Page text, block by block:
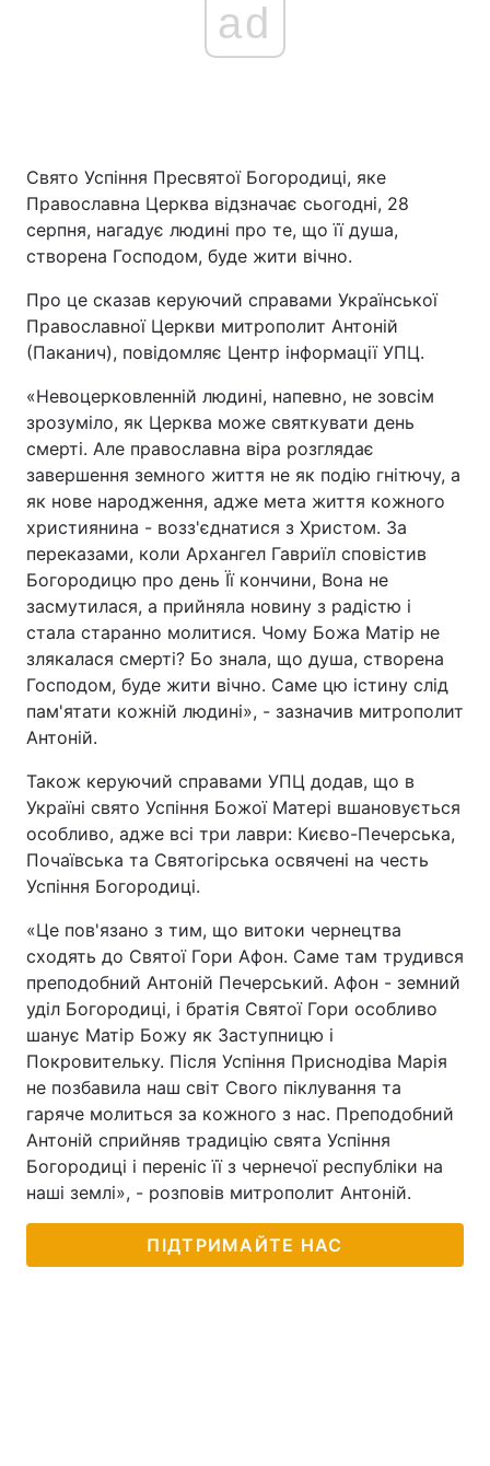
ad
Свято Успіння Пресвятої Богородиці, яке
Православна Церква відзначає сьогодні, 28
серпня, нагадує людині про те, що її душа,
створена Господом, буде жити вічно.
Про це сказав керуючий справами Української
Православної Церкви митрополит Антоній
(Паканич), повідомляє Центр інформації УПЦ.
«Невоцерковленній людині, напевно, не зовсім
зрозуміло, як Церква може святкувати день
смерті. Але православна віра розглядає
завершення земного життя не як подію гнітючу, а
як нове народження, адже мета життя кожного
християнина - возз'єднатися з Христом. За
переказами, коли Архангел Гавриїл сповістив
Богородицю про день Її кончини, Вона не
засмутилася, а прийняла новину з радістю і
стала старанно молитися. Чому Божа Матір не
злякалася смерті? Бо знала, що душа, створена
Господом, буде жити вічно. Саме цю істину слід
пам'ятати кожній людині», - зазначив митрополит
Антоній.
Також керуючий справами УПЦ додав, що в
Україні свято Успіння Божої Матері вшановується
особливо, адже всі три лаври: Києво-Печерська,
Почаївська та Святогірська освячені на честь
Успіння Богородиці.
«Це пов'язано з тим, що витоки чернецтва
сходять до Святої Гори Афон. Саме там трудився
преподобний Антоній Печерський. Афон - земний
уділ Богородиці, і братія Святої Гори особливо
шанує Матір Божу як Заступницю і
Покровительку. Після Успіння Приснодіва Марія
не позбавила наш світ Свого піклування та
гаряче молиться за кожного з нас. Преподобний
Антоній сприйняв традицію свята Успіння
Богородиці і переніс її з чернечої республіки на
наші землі», - розповів митрополит Антоній.
ПІДТРИМАЙТЕ НАС